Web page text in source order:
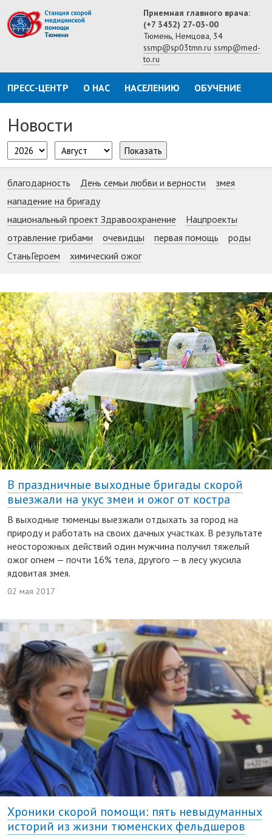
Приемная главного врача:
(+7 3452) 27-03-00
Тюмень, Немцова, 34
ssmp@sp03tmn.ru ssmp@med-
to.ru
ПРЕСС-ЦЕНТР О НАС НАСЕЛЕНИЮ ОБУЧЕНИЕ
Новости
Показать
благодарность День семьи любви и верности
змея
нападение на бригаду
национальный проект Здравоохранение
Нацпроекты
отравление грибами
очевидцы первая помощь
роды
СтаньГероем
химический ожог
В праздничные выходные бригады скорой
выезжали на укус змеи и ожог от костра
В выходные тюменцы выезжали отдыхать за город на
природу и работать на своих дачных участках. В результате
неосторожных действий один мужчина получил тяжелый
ожог огнем — почти 16% тела, другого — в лесу укусила
ядовитая змея.
02 мая 2017
Хроники скорой помощи: пять невыдуманных
историй из жизни тюменских фельдшеров